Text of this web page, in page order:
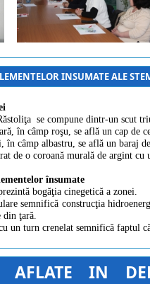
INSUMATE ALE
se compune dintr-un scut
în câmp roşu, se află un cap de
câmp albastru, se află un baraj
de o coroană murală de argint cu
însumate
bogăţia cinegetică a zonei.
semnifică construcţia
ţară.
un turn crenelat semnifică faptul
AFLATE IN